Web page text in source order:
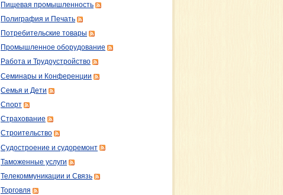
Пищевая промышленность
Полиграфия и Печать
Потребительские товары
Промышленное оборудование
Работа и Трудоустройство
Семинары и Конференции
Семья и Дети
Спорт
Страхование
Строительство
Судостроение и судоремонт
Таможенные услуги
Телекоммуникации и Связь
Торговля